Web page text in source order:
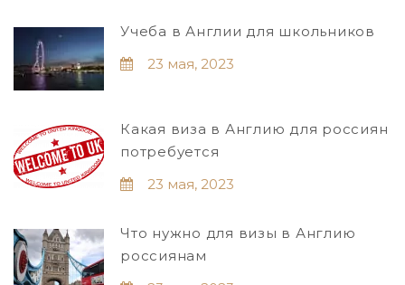
Учеба в Англии для школьников
23 мая, 2023
Какая виза в Англию для россиян
потребуется
23 мая, 2023
Что нужно для визы в Англию
россиянам